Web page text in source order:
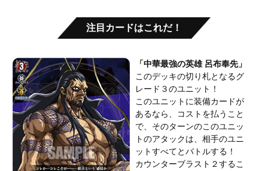
注目カードはこれだ！
「中華最強の英雄 呂布奉先」
このデッキの切り札となるグ
レード３のユニット！
このユニットに装備カードが
あるなら、コストを払うこと
で、そのターンのこのユニッ
トのアタックは、相手のユニ
ットすべてとバトルする！
カウンターブラスト２するこ